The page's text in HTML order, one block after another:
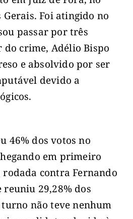
Foi atingido no
passar por três
crime, Adélio Bispo
e absolvido por ser
devido a
46% dos votos no
em primeiro
contra Fernando
reuniu 29,28% dos
turno não teve nenhum